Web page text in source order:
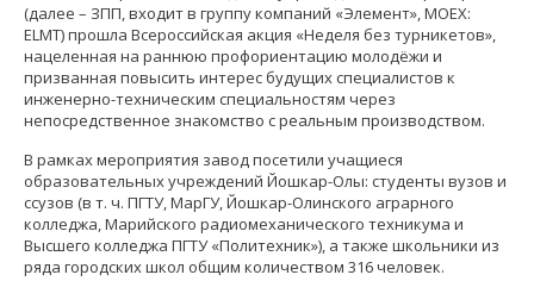
(далее – ЗПП, входит в группу компаний «Элемент», MOEX:
ELMT) прошла Всероссийская акция «Неделя без турникетов»,
нацеленная на раннюю профориентацию молодёжи и
призванная повысить интерес будущих специалистов к
инженерно-техническим специальностям через
непосредственное знакомство с реальным производством.
В рамках мероприятия завод посетили учащиеся
образовательных учреждений Йошкар-Олы: студенты вузов и
ссузов (в т. ч. ПГТУ, МарГУ, Йошкар-Олинского аграрного
колледжа, Марийского радиомеханического техникума и
Высшего колледжа ПГТУ «Политехник»), а также школьники из
ряда городских школ общим количеством 316 человек.